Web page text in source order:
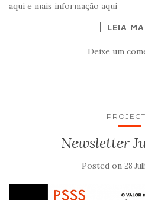
aqui e mais informação aqui
LEIA
Deixe um
Newsletter
Posted on 28